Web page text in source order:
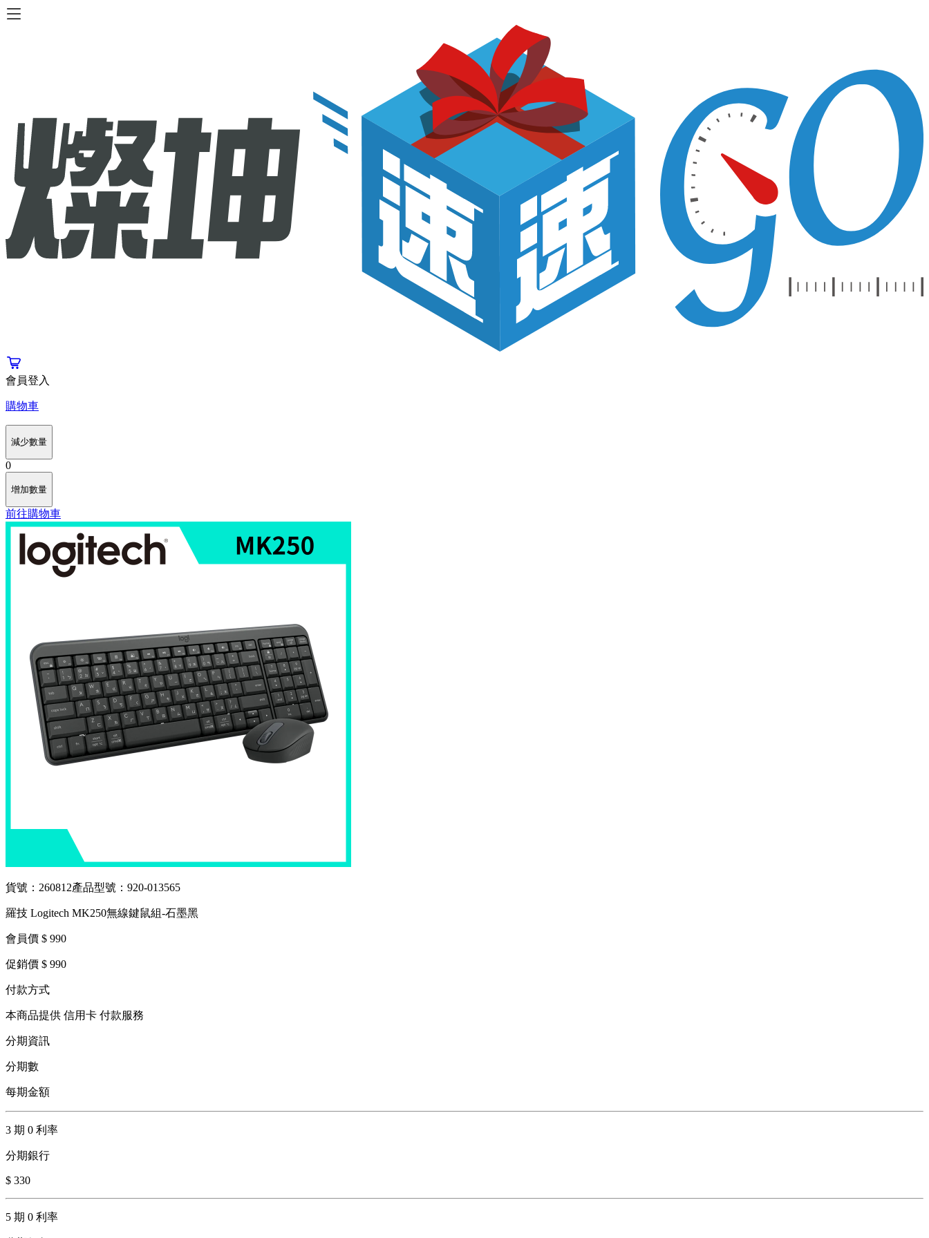
會員登入
購物車
減少數量
0
增加數量
前往購物車
貨號：260812產品型號：920-013565
羅技 Logitech MK250無線鍵鼠組-石墨黑
會員價 $ 990
促銷價 $ 990
付款方式
本商品提供 信用卡 付款服務
分期資訊
分期數
每期金額
3 期 0 利率
分期銀行
$ 330
5 期 0 利率